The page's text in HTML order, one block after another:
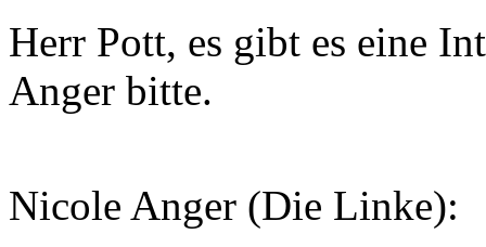
Herr Pott, es gibt es eine
Anger bitte.
Nicole Anger (Die Linke):